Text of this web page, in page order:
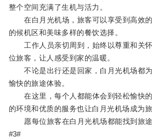
整个空间充满了生机与活力。
在白月光机场，旅客可以享受到高效
的候机区和美味多样的餐饮选择。
工作人员亲切周到，始终以尊重和关怀
位旅客，让人感受到家的温暖。
不论是出行还是回家，白月光机场都为
愉快的旅途体验。
在这里，每个人都能体会到轻松愉快
的环境和优质的服务也让白月光机场成为旅
愿每位旅客在白月光机场都能找到旅途
#3#